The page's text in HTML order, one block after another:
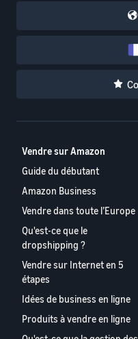
Vendre sur Amazon
Guide du débutant
Amazon Business
Vendre dans toute l’Europe
Qu'est-ce que le
dropshipping ?
Vendre sur Internet en 5
étapes
Idées de business en ligne
Produits à vendre en ligne